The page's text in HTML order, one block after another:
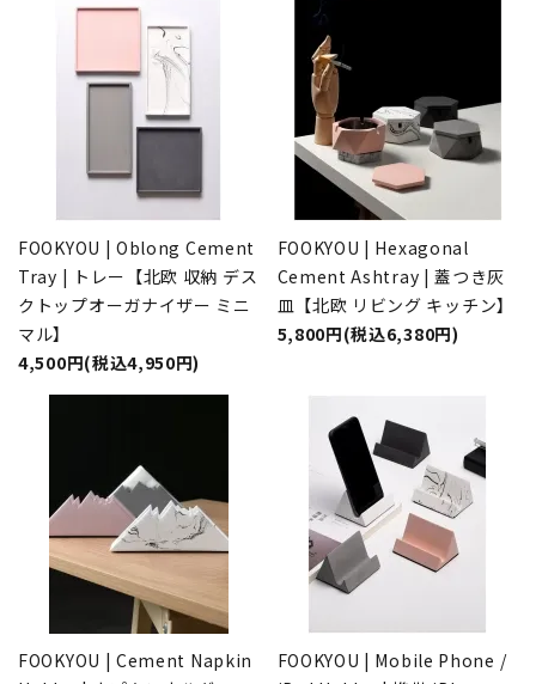
FOOKYOU | Oblong Cement
Tray | トレー【北欧 収納 デス
クトップオーガナイザー ミニ
マル】
4,500円(税込4,950円)
FOOKYOU | Hexagonal
Cement Ashtray | 蓋つき灰
皿【北欧 リビング キッチン】
5,800円(税込6,380円)
FOOKYOU | Cement Napkin
FOOKYOU | Mobile Phone /